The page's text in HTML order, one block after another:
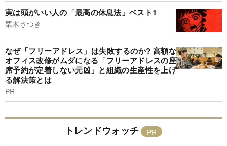
実は頭がいい人の「最高の休息法」ベスト1
栗木さつき
なぜ「フリーアドレス」は失敗するのか? 高額な
オフィス改修がムダになる「フリーアドレスの座
席予約が定着しない元凶」と組織の生産性を上げ
る解決策とは
PR
トレンドウォッチ